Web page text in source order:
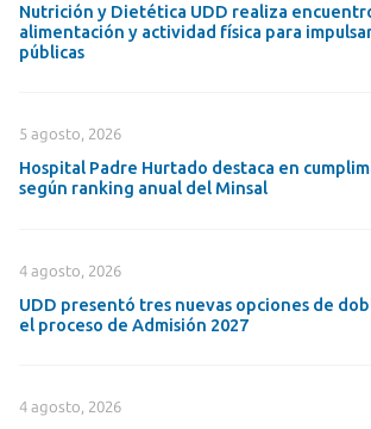
Nutrición y Dietética UDD realiza
alimentación y actividad física para
públicas
5 agosto, 2026
Hospital Padre Hurtado destaca en
según ranking anual del Minsal
4 agosto, 2026
UDD presentó tres nuevas opciones de
el proceso de Admisión 2027
4 agosto, 2026